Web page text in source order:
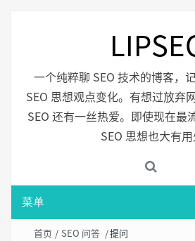
一个纯粹聊 SEO 技术的博客，
SEO 思想观点变化。有想过放弃
SEO 还有一丝热爱。即使现在最
SEO 思想也大有用
菜单
首页 / SEO 问答 /提问